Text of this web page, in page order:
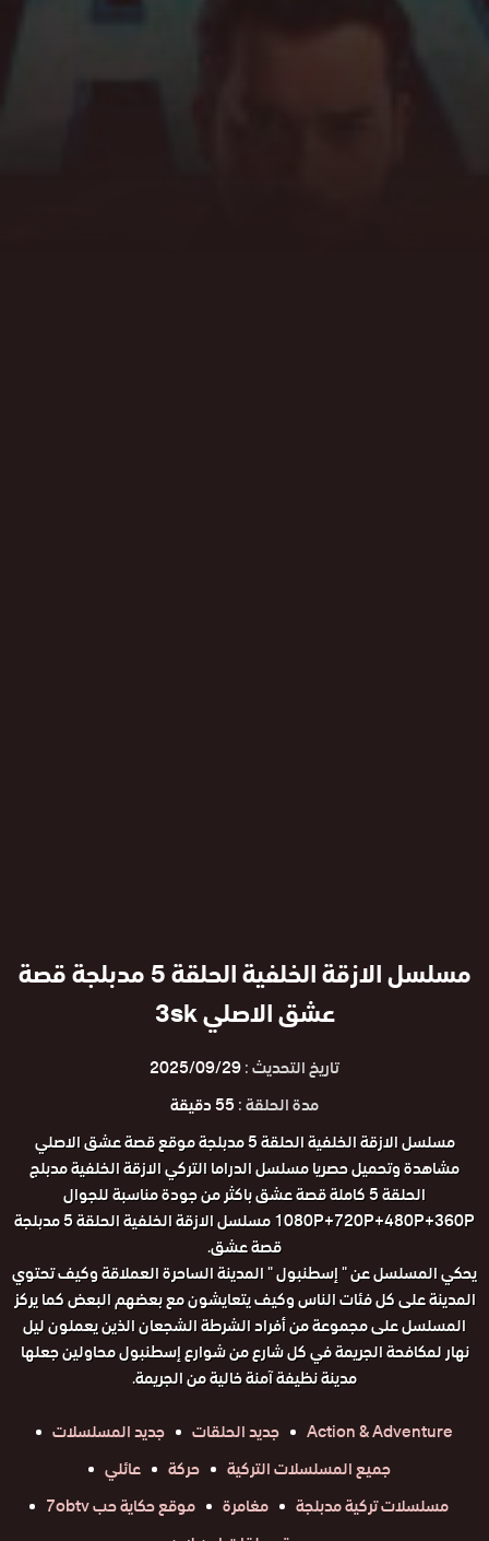
مسلسل الازقة الخلفية الحلقة 5 مدبلجة قصة
عشق الاصلي 3sk
تاريخ التحديث :2025/09/29
مدة الحلقة :55 دقيقة
مسلسل الازقة الخلفية الحلقة 5 مدبلجة موقع قصة عشق الاصلي
مشاهدة وتحميل حصريا مسلسل الدراما التركي الازقة الخلفية مدبلج
الحلقة 5 كاملة قصة عشق باكثر من جودة مناسبة للجوال
1080P+720P+480P+360P مسلسل الازقة الخلفية الحلقة 5 مدبلجة
قصة عشق.
يحكي المسلسل عن " إسطنبول " المدينة الساحرة العملاقة وكيف تحتوي
المدينة على كل فئات الناس وكيف يتعايشون مع بعضهم البعض كما يركز
المسلسل على مجموعة من أفراد الشرطة الشجعان الذين يعملون ليل
نهار لمكافحة الجريمة في كل شارع من شوارع إسطنبول محاولين جعلها
مدينة نظيفة آمنة خالية من الجريمة.
Action & Adventure
جديد الحلقات
جديد المسلسلات
جميع المسلسلات التركية
حركة
عائلي
مسلسلات تركية مدبلجة
مغامرة
موقع حكاية حب 7obtv